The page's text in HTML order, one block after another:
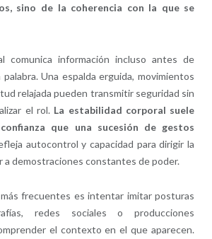
sino de la coherencia con la que se
comunica información incluso antes de
Una espalda erguida, movimientos
relajada pueden transmitir seguridad sin
el rol. La estabilidad corporal suele
que una sucesión de gestos
autocontrol y capacidad para dirigir la
a demostraciones constantes de poder.
frecuentes es intentar imitar posturas
redes sociales o producciones
el contexto en el que aparecen.